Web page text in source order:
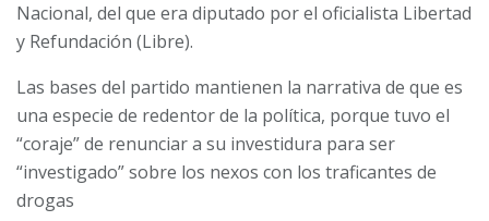
Nacional, del que era diputado por el oficialista Libertad
y Refundación (Libre).
Las bases del partido mantienen la narrativa de que es
una especie de redentor de la política, porque tuvo el
“coraje” de renunciar a su investidura para ser
“investigado” sobre los nexos con los traficantes de
drogas